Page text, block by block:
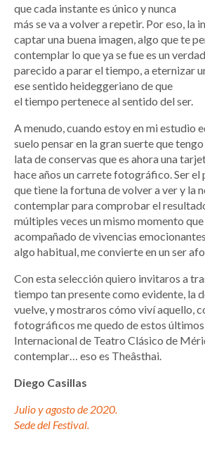
que cada instante es único y nunca
más se va a volver a repetir. Por eso, la
captar una buena imagen, algo que te
contemplar lo que ya se fue es un
parecido a parar el tiempo, a eternizar
ese sentido heideggeriano de que
el tiempo pertenece al sentido del ser.
A menudo, cuando estoy en mi estudio
suelo pensar en la gran suerte que
lata de conservas que es ahora una
hace años un carrete fotográfico. Ser el
que tiene la fortuna de volver a ver y la
contemplar para comprobar el
múltiples veces un mismo momento que
acompañado de vivencias
algo habitual, me convierte en un ser
Con esta selección quiero invitaros a
tiempo tan presente como evidente, la
vuelve, y mostraros cómo viví aquello,
fotográficos me quedo de estos últimos
Internacional de Teatro Clásico de
contemplar… eso es Theâsthai.
Diego Casillas
Julio y agosto de 2020.
Sede del Festival.